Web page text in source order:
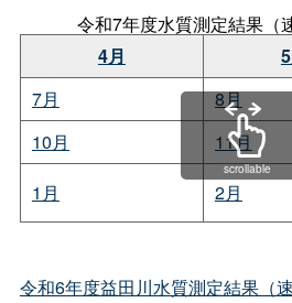
令和7年度水質測定結果（
4月
7月
8月
10月
11月
1月
2月
scrollable
令和6年度益田川水質測定結果（速